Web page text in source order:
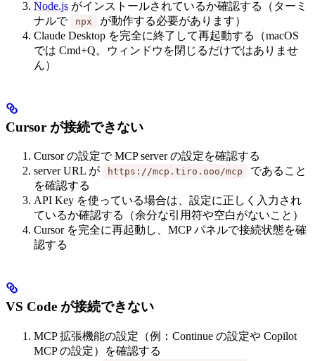
Node.js がインストールされているか確認する（ターミ
ナルで
npx
が動作する必要があります）
Claude Desktop を完全に終了して再起動する（macOS
では Cmd+Q。ウィンドウを閉じるだけではありませ
ん）
Cursor が接続できない
Cursor の設定で MCP server の設定を確認する
server URL が
https://mcp.tiro.ooo/mcp
であること
を確認する
API Key を使っている場合は、設定に正しく入力され
ているか確認する（余分な引用符や空白がないこと）
Cursor を完全に再起動し、MCP パネルで接続状態を確
認する
VS Code が接続できない
MCP 拡張機能の設定（例：Continue の設定や Copilot
MCP の設定）を確認する